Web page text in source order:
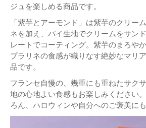
ジュを楽しめる商品です。
「紫芋とアーモンド」は紫芋のクリー
ネを加え、パイ生地でクリームをサン
レートでコーティング。紫芋のまろや
プラリネの食感が織りなす絶妙なマリ
品です。
フランセ自慢の、幾重にも重ねたサク
地の心地よい食感もお楽しみください
ろん、ハロウィンや自分へのご褒美に